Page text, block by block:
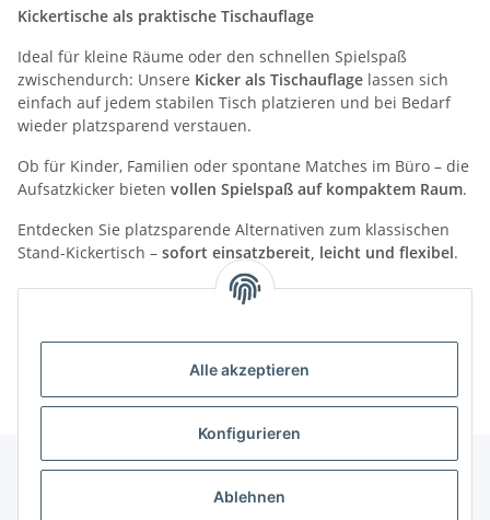
Alle akzeptieren
Konfigurieren
Ablehnen
Kickertische als praktische Tischauflage
Ideal für kleine Räume oder den schnellen Spielspaß
zwischendurch: Unsere Kicker als Tischauflage lassen sich
einfach auf jedem stabilen Tisch platzieren und bei Bedarf
wieder platzsparend verstauen.
Ob für Kinder, Familien oder spontane Matches im Büro – die
Aufsatzkicker bieten vollen Spielspaß auf kompaktem Raum.
Entdecken Sie platzsparende Alternativen zum klassischen
Stand-Kickertisch – sofort einsatzbereit, leicht und flexibel.